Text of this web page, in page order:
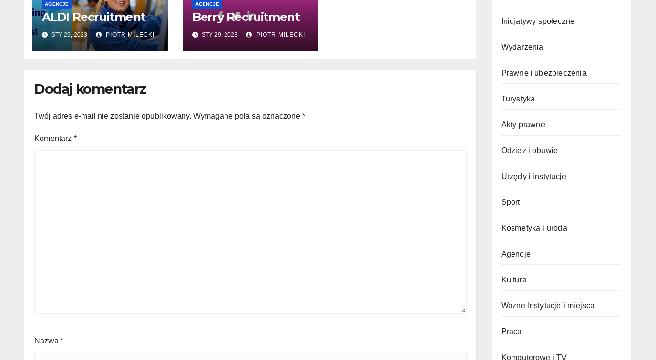
AGENCJE
ALDI Recruitment
STY 29, 2023 PIOTR MILECKI
AGENCJE
Berry Recruitment
STY 29, 2023 PIOTR MILECKI
Dodaj komentarz
Twój adres e-mail nie zostanie opublikowany. Wymagane pola są oznaczone *
Komentarz *
Nazwa *
Inicjatywy społeczne
Wydarzenia
Prawne i ubezpieczenia
Turystyka
Akty prawne
Odzież i obuwie
Urzędy i instytucje
Sport
Kosmetyka i uroda
Agencje
Kultura
Ważne Instytucje i miejsca
Praca
Komputerowe i TV